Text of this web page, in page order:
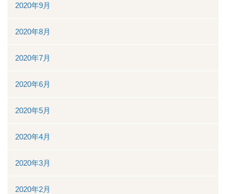
2020年9月
2020年8月
2020年7月
2020年6月
2020年5月
2020年4月
2020年3月
2020年2月